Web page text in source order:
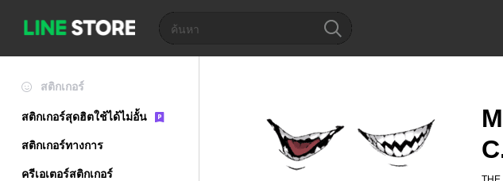
สติกเกอร์
สติกเกอร์สุดฮิตใช้ได้ไม่อั้น
สติกเกอร์ทางการ
ครีเอเตอร์สติกเกอร์